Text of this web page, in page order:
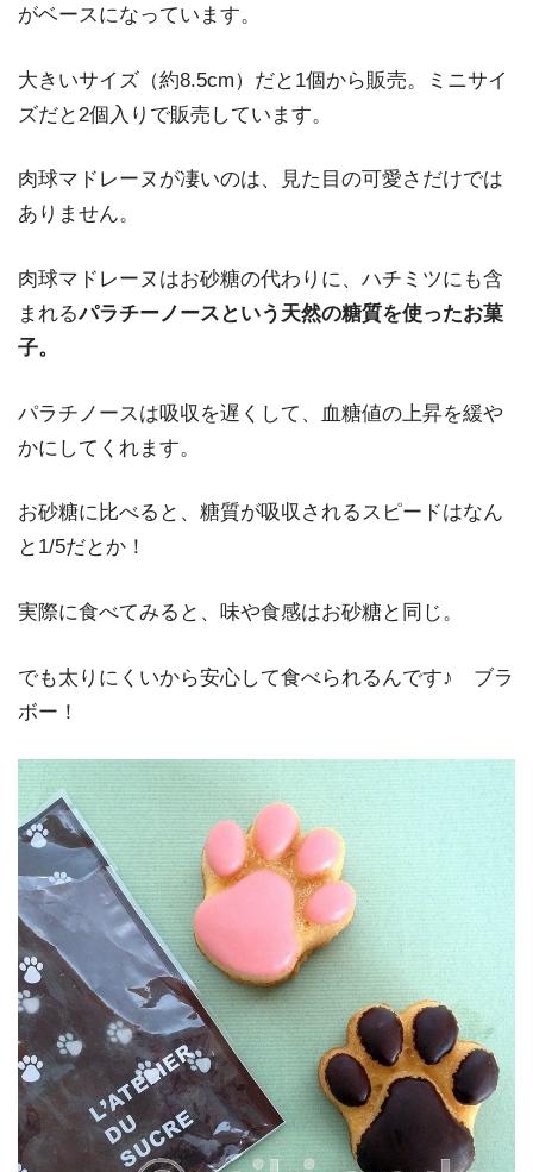
がベースになっています。
大きいサイズ（約8.5cm）だと1個から販売。ミニサイ
ズだと2個入りで販売しています。
肉球マドレーヌが凄いのは、見た目の可愛さだけでは
ありません。
肉球マドレーヌはお砂糖の代わりに、ハチミツにも含
まれるパラチーノースという天然の糖質を使ったお菓
子。
パラチノースは吸収を遅くして、血糖値の上昇を緩や
かにしてくれます。
お砂糖に比べると、糖質が吸収されるスピードはなん
と1/5だとか！
実際に食べてみると、味や食感はお砂糖と同じ。
でも太りにくいから安心して食べられるんです♪ ブラ
ボー！